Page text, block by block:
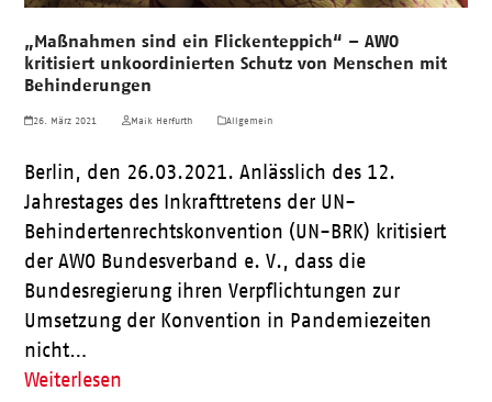
„Maßnahmen sind ein Flickenteppich“ – AWO
kritisiert unkoordinierten Schutz von Menschen mit
Behinderungen
26. März 2021 Maik Herfurth Allgemein
Berlin, den 26.03.2021. Anlässlich des 12.
Jahrestages des Inkrafttretens der UN-
Behindertenrechtskonvention (UN-BRK) kritisiert
der AWO Bundesverband e. V., dass die
Bundesregierung ihren Verpflichtungen zur
Umsetzung der Konvention in Pandemiezeiten
nicht…
Weiterlesen